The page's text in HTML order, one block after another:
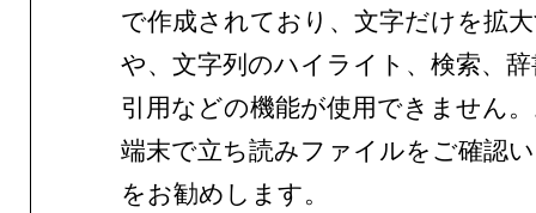
で作成されており、文字だけを拡
や、文字列のハイライト、検索、
引用などの機能が使用できません
端末で立ち読みファイルをご確認
をお勧めします。